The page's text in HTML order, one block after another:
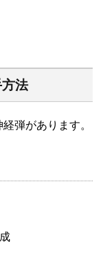
法
弾があります。